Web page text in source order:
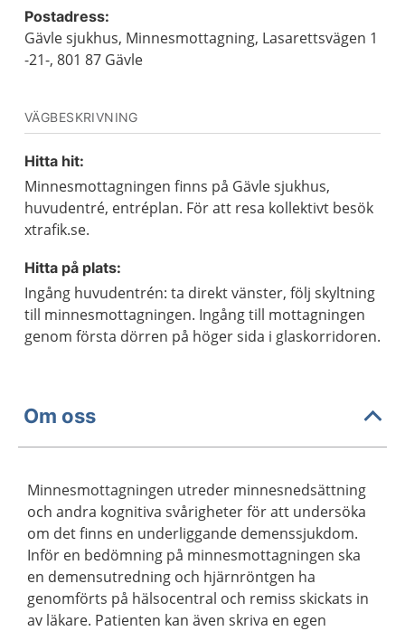
Postadress:
Gävle sjukhus, Minnesmottagning, Lasarettsvägen 1
-21-, 801 87 Gävle
VÄGBESKRIVNING
Hitta hit:
Minnesmottagningen finns på Gävle sjukhus,
huvudentré, entréplan. För att resa kollektivt besök
xtrafik.se.
Hitta på plats:
Ingång huvudentrén: ta direkt vänster, följ skyltning
till minnesmottagningen. Ingång till mottagningen
genom första dörren på höger sida i glaskorridoren.
Om oss
Minnesmottagningen utreder minnesnedsättning
och andra kognitiva svårigheter för att undersöka
om det finns en underliggande demenssjukdom.
Inför en bedömning på minnesmottagningen ska
en demensutredning och hjärnröntgen ha
genomförts på hälsocentral och remiss skickats in
av läkare. Patienten kan även skriva en egen